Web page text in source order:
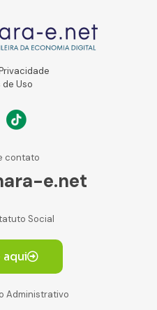
de Uso
contato
e.net
Social
aqui
Administrativo